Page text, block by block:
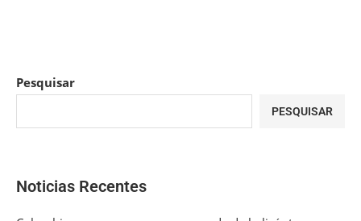
Pesquisar
PESQUISAR
Noticias Recentes